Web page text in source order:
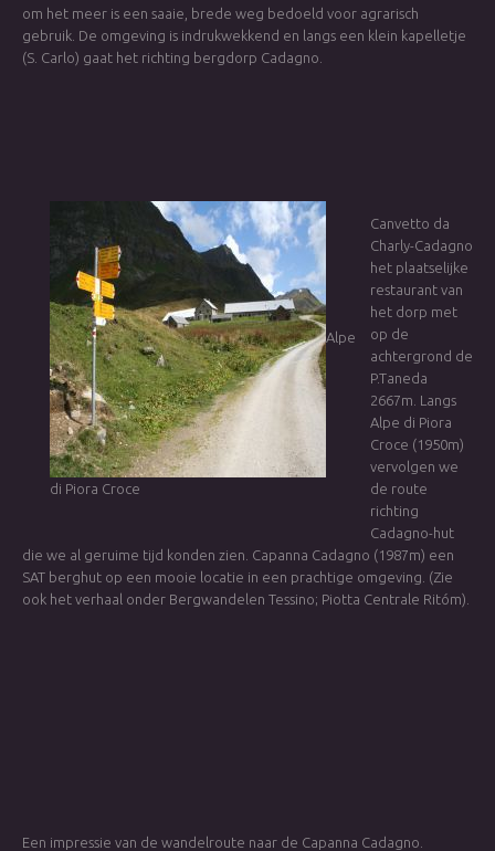
om het meer is een saaie, brede weg bedoeld voor agrarisch
gebruik. De omgeving is indrukwekkend en langs een klein kapelletje
(S. Carlo) gaat het richting bergdorp Cadagno.
Alpe
di Piora Croce
Canvetto da
Charly-Cadagno
het plaatselijke
restaurant van
het dorp met
op de
achtergrond de
P.Taneda
2667m. Langs
Alpe di Piora
Croce (1950m)
vervolgen we
de route
richting
Cadagno-hut
die we al geruime tijd konden zien. Capanna Cadagno (1987m) een
SAT berghut op een mooie locatie in een prachtige omgeving. (Zie
ook het verhaal onder Bergwandelen Tessino; Piotta Centrale Ritóm).
Een impressie van de wandelroute naar de Capanna Cadagno.